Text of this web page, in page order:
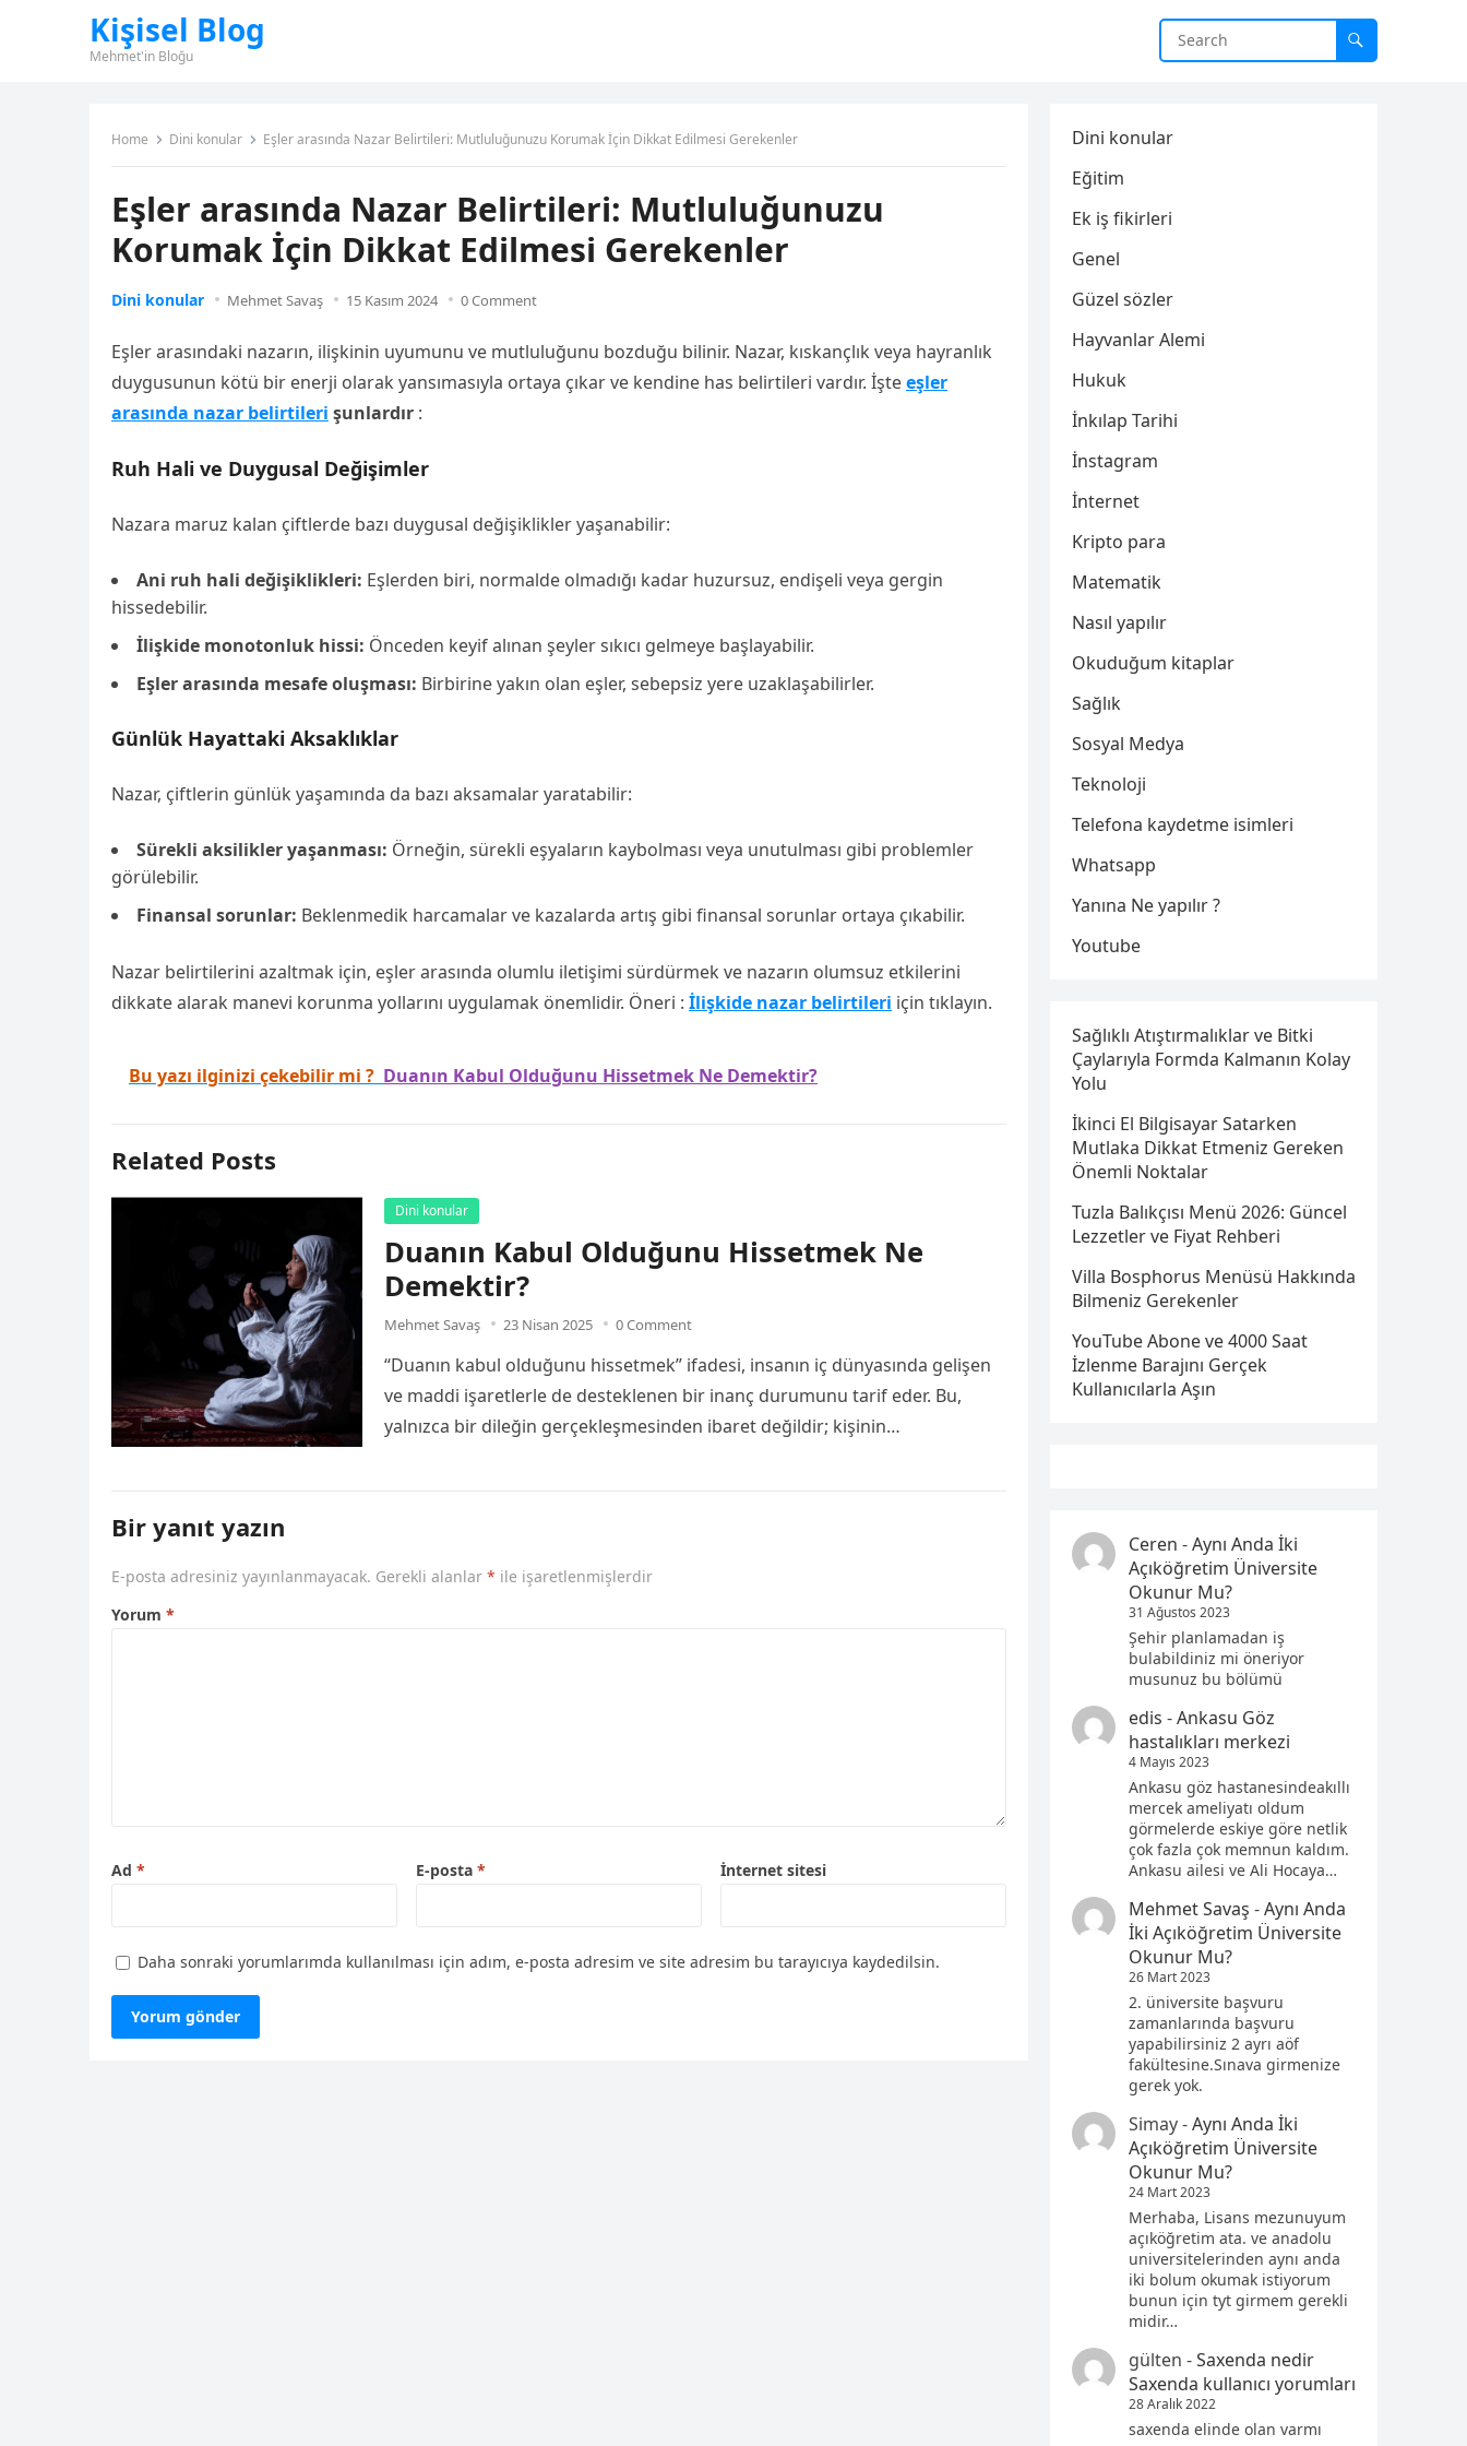
Kişisel Blog
Mehmet'in Bloğu
Home Dini konular Eşler arasında Nazar Belirtileri: Mutluluğunuzu Korumak İçin Dikkat Edilmesi Gerekenler
Eşler arasında Nazar Belirtileri: Mutluluğunuzu
Korumak İçin Dikkat Edilmesi Gerekenler
Dini konular Mehmet Savaş 15 Kasım 2024 0 Comment
Eşler arasındaki nazarın, ilişkinin uyumunu ve mutluluğunu bozduğu bilinir. Nazar, kıskançlık veya hayranlık
duygusunun kötü bir enerji olarak yansımasıyla ortaya çıkar ve kendine has belirtileri vardır. İşteeşler
arasında nazar belirtileri şunlardır :
Ruh Hali ve Duygusal Değişimler
Nazara maruz kalan çiftlerde bazı duygusal değişiklikler yaşanabilir:
Ani ruh hali değişiklikleri: Eşlerden biri, normalde olmadığı kadar huzursuz, endişeli veya gergin
hissedebilir.
İlişkide monotonluk hissi: Önceden keyif alınan şeyler sıkıcı gelmeye başlayabilir.
Eşler arasında mesafe oluşması: Birbirine yakın olan eşler, sebepsiz yere uzaklaşabilirler.
Günlük Hayattaki Aksaklıklar
Nazar, çiftlerin günlük yaşamında da bazı aksamalar yaratabilir:
Sürekli aksilikler yaşanması: Örneğin, sürekli eşyaların kaybolması veya unutulması gibi problemler
görülebilir.
Finansal sorunlar: Beklenmedik harcamalar ve kazalarda artış gibi finansal sorunlar ortaya çıkabilir.
Nazar belirtilerini azaltmak için, eşler arasında olumlu iletişimi sürdürmek ve nazarın olumsuz etkilerini
dikkate alarak manevi korunma yollarını uygulamak önemlidir. Öneri : İlişkide nazar belirtileri için tıklayın.
Bu yazı ilginizi çekebilir mi ? Duanın Kabul Olduğunu Hissetmek Ne Demektir?
Related Posts
Dini konular
Duanın Kabul Olduğunu Hissetmek Ne
Demektir?
Mehmet Savaş 23 Nisan 2025 0 Comment
“Duanın kabul olduğunu hissetmek” ifadesi, insanın iç dünyasında gelişen
ve maddi işaretlerle de desteklenen bir inanç durumunu tarif eder. Bu,
yalnızca bir dileğin gerçekleşmesinden ibaret değildir; kişinin…
Bir yanıt yazın
E-posta adresiniz yayınlanmayacak. Gerekli alanlar * ile işaretlenmişlerdir
Yorum *
Ad * E-posta * İnternet sitesi
Daha sonraki yorumlarımda kullanılması için adım, e-posta adresim ve site adresim bu tarayıcıya kaydedilsin.
Dini konular
Eğitim
Ek iş fikirleri
Genel
Güzel sözler
Hayvanlar Alemi
Hukuk
İnkılap Tarihi
İnstagram
İnternet
Kripto para
Matematik
Nasıl yapılır
Okuduğum kitaplar
Sağlık
Sosyal Medya
Teknoloji
Telefona kaydetme isimleri
Whatsapp
Yanına Ne yapılır ?
Youtube
Sağlıklı Atıştırmalıklar ve Bitki
Çaylarıyla Formda Kalmanın Kolay
Yolu
İkinci El Bilgisayar Satarken
Mutlaka Dikkat Etmeniz Gereken
Önemli Noktalar
Tuzla Balıkçısı Menü 2026: Güncel
Lezzetler ve Fiyat Rehberi
Villa Bosphorus Menüsü Hakkında
Bilmeniz Gerekenler
YouTube Abone ve 4000 Saat
İzlenme Barajını Gerçek
Kullanıcılarla Aşın
Ceren -Aynı Anda İki
Açıköğretim Üniversite
Okunur Mu?
31 Ağustos 2023
Şehir planlamadan iş
bulabildiniz mi öneriyor
musunuz bu bölümü
edis -Ankasu Göz
hastalıkları merkezi
4 Mayıs 2023
Ankasu göz hastanesindeakıllı
mercek ameliyatı oldum
görmelerde eskiye göre netlik
çok fazla çok memnun kaldım.
Ankasu ailesi ve Ali Hocaya…
Mehmet Savaş -Aynı Anda
İki Açıköğretim Üniversite
Okunur Mu?
26 Mart 2023
2. üniversite başvuru
zamanlarında başvuru
yapabilirsiniz 2 ayrı aöf
fakültesine.Sınava girmenize
gerek yok.
Simay-Aynı Anda İki
Açıköğretim Üniversite
Okunur Mu?
24 Mart 2023
Merhaba, Lisans mezunuyum
açıköğretim ata. ve anadolu
universitelerinden aynı anda
iki bolum okumak istiyorum
bunun için tyt girmem gerekli
midir…
gülten -Saxenda nedir
Saxenda kullanıcı yorumları
28 Aralık 2022
saxenda elinde olan varmı